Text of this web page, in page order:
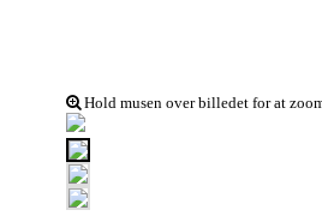
Hold musen over billedet for at